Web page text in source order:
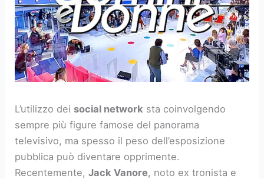
L’utilizzo dei social network sta coinvolgendo
sempre più figure famose del panorama
televisivo, ma spesso il peso dell’esposizione
pubblica può diventare opprimente.
Recentemente,Jack Vanore, noto ex tronista e